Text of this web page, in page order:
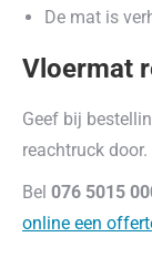
De mat is
Vloermat
Geef bij
reachtruck
Bel 076 5015
online een